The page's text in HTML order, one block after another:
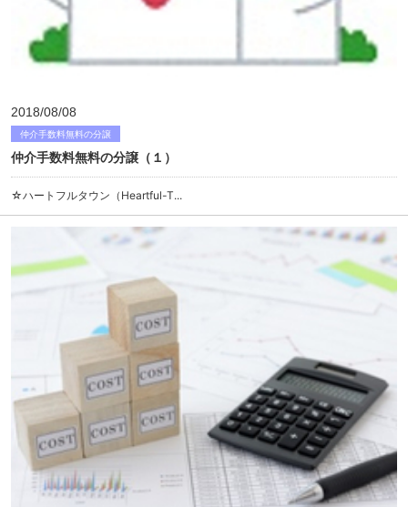
2018/08/08
仲介手数料無料の分譲
仲介手数料無料の分譲（１）
☆ハートフルタウン（Heartful-T...